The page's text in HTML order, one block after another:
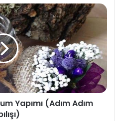
Yapımı (Adım Adım